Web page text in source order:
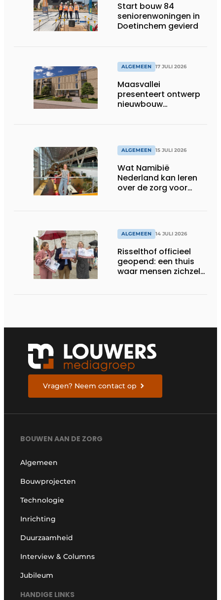
Start bouw 84
seniorenwoningen in
Doetinchem gevierd
ALGEMEEN 17 JULI 2026
Maasvallei
presenteert ontwerp
nieuwbouw
ALGEMEEN 15 JULI 2026
Wat Namibië
Nederland kan leren
over de zorg voor
ALGEMEEN 14 JULI 2026
Risselthof officieel
geopend: een thuis
waar mensen zichzelf
Vragen? Neem contact op
BOUWEN AAN DE ZORG
Algemeen
Bouwprojecten
Technologie
Inrichting
Duurzaamheid
Interview & Columns
Jubileum
HANDIGE LINKS